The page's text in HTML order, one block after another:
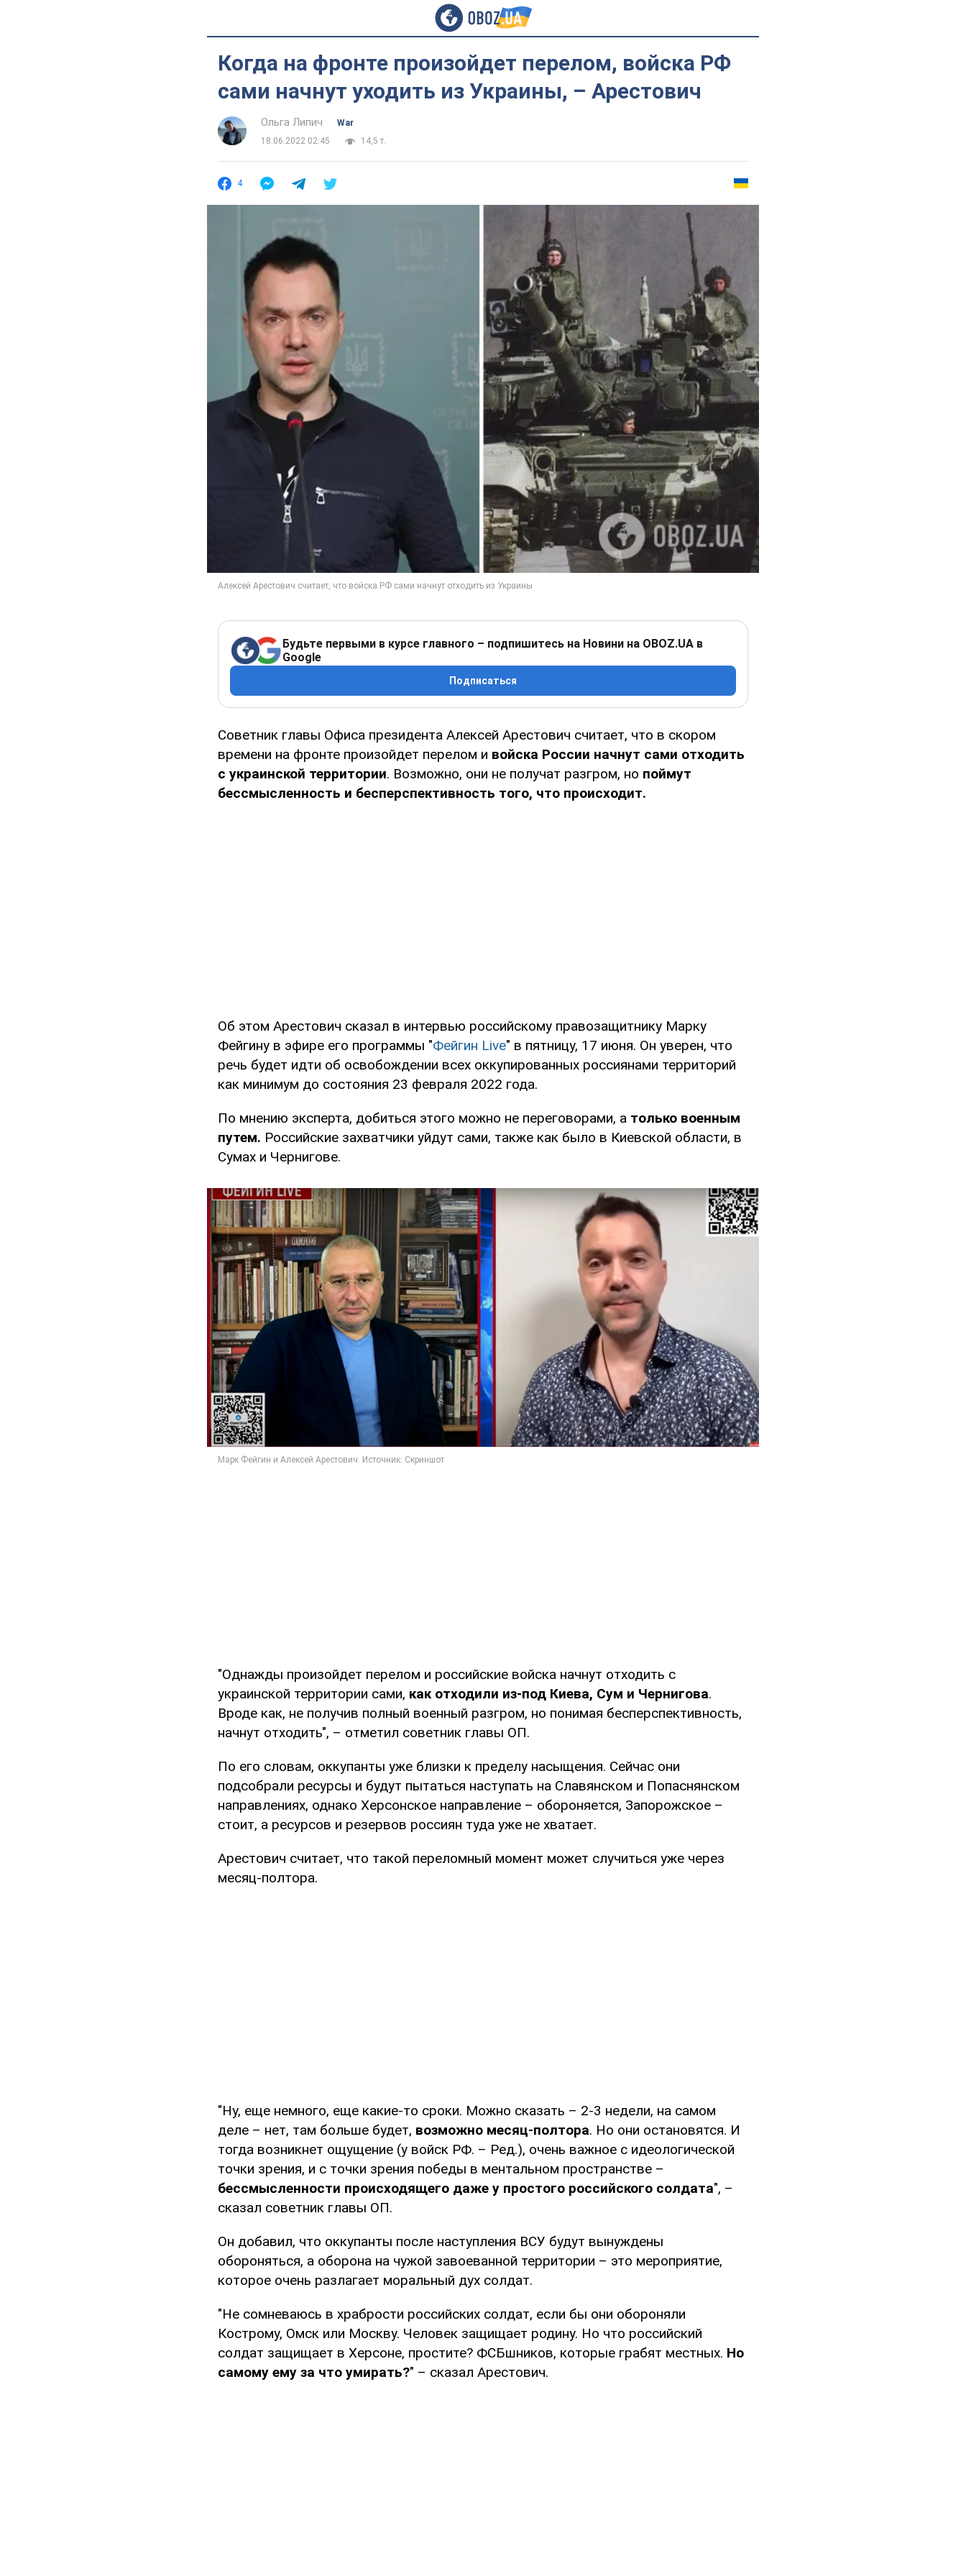
Когда на фронте произойдет перелом, войска РФ
сами начнут уходить из Украины, – Арестович
Ольга Липич
War
18.06.2022 02:45
14,5 т.
4
Будьте первыми в курсе главного – подпишитесь на Новини на OBOZ.UA в
Google
Подписаться
Советник главы Офиса президента Алексей Арестович считает, что в скором
времени на фронте произойдет перелом и войска России начнут сами отходить
с украинской территории. Возможно, они не получат разгром, но поймут
бессмысленность и бесперспективность того, что происходит.
Об этом Арестович сказал в интервью российскому правозащитнику Марку
Фейгину в эфире его программы "Фейгин Live" в пятницу, 17 июня. Он уверен, что
речь будет идти об освобождении всех оккупированных россиянами территорий
как минимум до состояния 23 февраля 2022 года.
По мнению эксперта, добиться этого можно не переговорами, а только военным
путем. Российские захватчики уйдут сами, также как было в Киевской области, в
Сумах и Чернигове.
"Однажды произойдет перелом и российские войска начнут отходить с
украинской территории сами, как отходили из-под Киева, Сум и Чернигова.
Вроде как, не получив полный военный разгром, но понимая бесперспективность,
начнут отходить", – отметил советник главы ОП.
По его словам, оккупанты уже близки к пределу насыщения. Сейчас они
подсобрали ресурсы и будут пытаться наступать на Славянском и Попаснянском
направлениях, однако Херсонское направление – обороняется, Запорожское –
стоит, а ресурсов и резервов россиян туда уже не хватает.
Арестович считает, что такой переломный момент может случиться уже через
месяц-полтора.
"Ну, еще немного, еще какие-то сроки. Можно сказать – 2-3 недели, на самом
деле – нет, там больше будет, возможно месяц-полтора. Но они остановятся. И
тогда возникнет ощущение (у войск РФ. – Ред.), очень важное с идеологической
точки зрения, и с точки зрения победы в ментальном пространстве –
бессмысленности происходящего даже у простого российского солдата", –
сказал советник главы ОП.
Он добавил, что оккупанты после наступления ВСУ будут вынуждены
обороняться, а оборона на чужой завоеванной территории – это мероприятие,
которое очень разлагает моральный дух солдат.
"Не сомневаюсь в храбрости российских солдат, если бы они обороняли
Кострому, Омск или Москву. Человек защищает родину. Но что российский
солдат защищает в Херсоне, простите? ФСБшников, которые грабят местных. Но
самому ему за что умирать?" – сказал Арестович.